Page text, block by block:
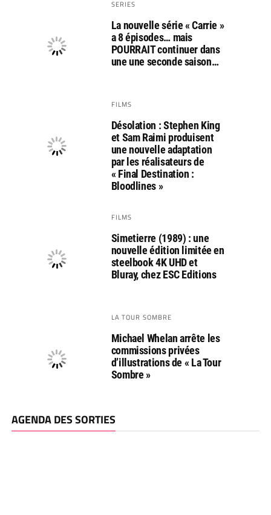
SERIES
La nouvelle série « Carrie »
a 8 épisodes… mais
POURRAIT continuer dans
une une seconde saison…
FILMS
Désolation : Stephen King
et Sam Raimi produisent
une nouvelle adaptation
par les réalisateurs de
« Final Destination :
Bloodlines »
FILMS
Simetierre (1989) : une
nouvelle édition limitée en
steelbook 4K UHD et
Bluray, chez ESC Editions
LA TOUR SOMBRE
Michael Whelan arrête les
commissions privées
d’illustrations de « La Tour
Sombre »
AGENDA DES SORTIES